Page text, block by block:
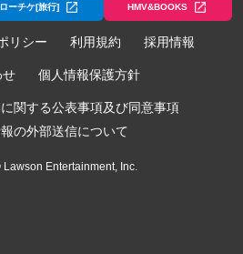
ローチケ[旅行] HMV&BOOKS
リシー 利用規約 採用情報
せ 個人情報保護方針
関する公表事項及び同意事項
の外部送信について
Entertainment, Inc.